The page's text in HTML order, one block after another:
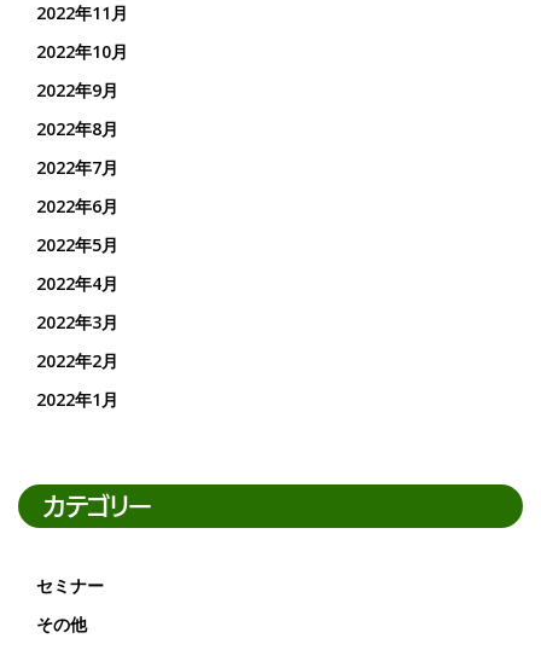
2022年11月
2022年10月
2022年9月
2022年8月
2022年7月
2022年6月
2022年5月
2022年4月
2022年3月
2022年2月
2022年1月
カテゴリー
セミナー
その他